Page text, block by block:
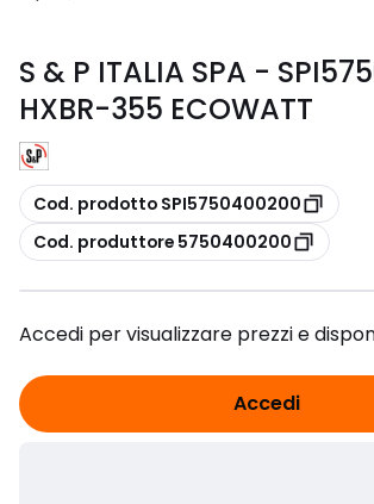
S & P ITALIA SPA -
HXBR-355 ECOWATT
copia
Cod. prodotto SPI5750400200
copia
Cod. produttore 5750400200
Accedi per visualizzare prezzi e
Accedi